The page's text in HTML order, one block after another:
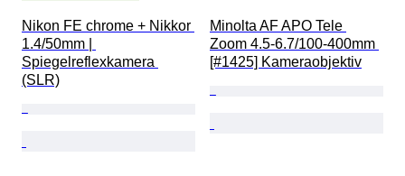
Nikon FE chrome + Nikkor
1.4/50mm |
Spiegelreflexkamera
(SLR)
Minolta AF APO Tele
Zoom 4.5-6.7/100-400mm
[#1425] Kameraobjektiv